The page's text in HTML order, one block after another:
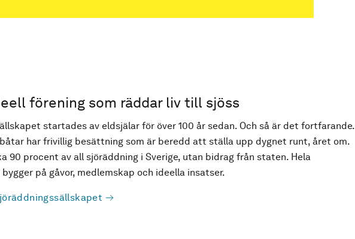
förening som räddar liv till sjöss
startades av eldsjälar för över 100 år sedan. Och så är det fortfarande.
har frivillig besättning som är beredd att ställa upp dygnet runt, året om.
90 procent av all sjöräddning i Sverige, utan bidrag från staten. Hela
på gåvor, medlemskap och ideella insatser.